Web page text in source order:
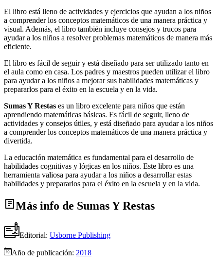
El libro está lleno de actividades y ejercicios que ayudan a los niños
a comprender los conceptos matemáticos de una manera práctica y
visual. Además, el libro también incluye consejos y trucos para
ayudar a los niños a resolver problemas matemáticos de manera más
eficiente.
El libro es fácil de seguir y está diseñado para ser utilizado tanto en
el aula como en casa. Los padres y maestros pueden utilizar el libro
para ayudar a los niños a mejorar sus habilidades matemáticas y
prepararlos para el éxito en la escuela y en la vida.
Sumas Y Restas es un libro excelente para niños que están
aprendiendo matemáticas básicas. Es fácil de seguir, lleno de
actividades y consejos útiles, y está diseñado para ayudar a los niños
a comprender los conceptos matemáticos de una manera práctica y
divertida.
La educación matemática es fundamental para el desarrollo de
habilidades cognitivas y lógicas en los niños. Este libro es una
herramienta valiosa para ayudar a los niños a desarrollar estas
habilidades y prepararlos para el éxito en la escuela y en la vida.
Más info de Sumas Y Restas
Editorial: Usborne Publishing
Año de publicación: 2018